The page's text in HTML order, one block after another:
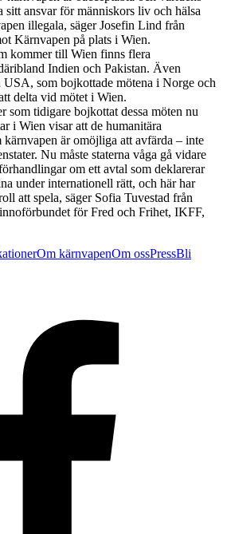
sitt ansvar för människors liv och hälsa
illegala, säger Josefin Lind från
Kärnvapen på plats i Wien.
kommer till Wien finns flera
Indien och Pakistan. Även
USA, som bojkottade mötena i Norge och
delta vid mötet i Wien.
som tidigare bojkottat dessa möten nu
i Wien visar att de humanitära
kärnvapen är omöjliga att avfärda – inte
Nu måste staterna våga gå vidare
om ett avtal som deklarerar
under internationell rätt, och här har
att spela, säger Sofia Tuvestad från
för Fred och Frihet, IKFF,
Om kärnvapenOm ossPressBli